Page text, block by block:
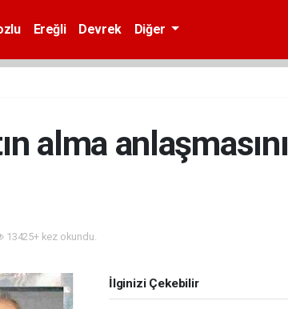
Ereğli Devrek Diğer
alma anlaşmasını
13425+ kez okundu.
İlginizi Çekebilir